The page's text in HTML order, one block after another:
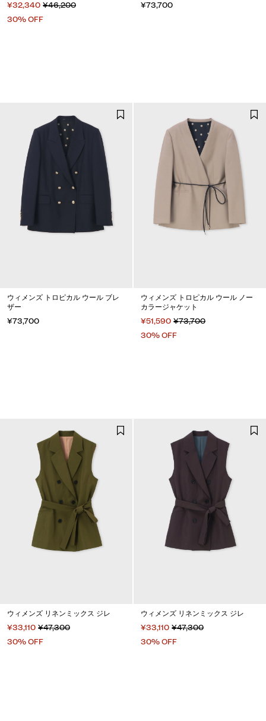
¥32,340 ¥46,200
30% OFF
¥73,700
ウィメンズ トロピカル ウール ブレ
ザー
¥73,700
ウィメンズ トロピカル ウール ノー
カラージャケット
¥51,590 ¥73,700
30% OFF
ウィメンズ リネンミックス ジレ
¥33,110 ¥47,300
30% OFF
ウィメンズ リネンミックス ジレ
¥33,110 ¥47,300
30% OFF